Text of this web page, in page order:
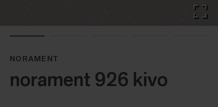
NORAMENT
norament 926 kivo